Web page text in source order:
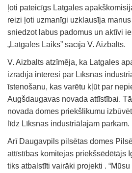
ļoti pateicīgs Latgales
reizi ļoti uzmanīgi uzklausīja
sniedzot labus padomus un aktīvi
„Latgales Laiks” sacīja V. Aizbalts.
V. Aizbalts atzīmēja, ka Latgales
izrādīja interesi par Līksnas
īstenošanu, kas varētu kļūt par
Augšdaugavas novada attīstībai.
novada domes priekšlikumu
līdz Līksnas industriālajam parkam.
Arī Daugavpils pilsētas domes
attīstības komitejas priekšsēdētājs
tiks atbalstīti vairāki projekti .